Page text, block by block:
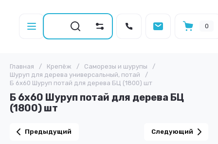
0
Главная / Крепёж / Саморезы и шурупы
/
Шуруп для дерева универсальный, потай
/
Б 6х60 Шуруп потай для дерева БЦ (1800) шт
Б 6х60 Шуруп потай для дерева БЦ
(1800) шт
Предыдущий Следующий